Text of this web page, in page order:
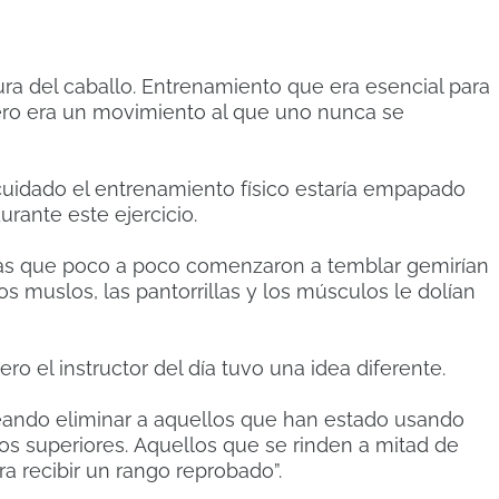
del caballo. Entrenamiento que era esencial para
era un movimiento al que uno nunca se
el entrenamiento físico estaría empapado
este ejercicio.
que poco a poco comenzaron a temblar gemirían
muslos, las pantorrillas y los músculos le dolían
el instructor del día tuvo una idea diferente.
eliminar a aquellos que han estado usando
superiores. Aquellos que se rinden a mitad de
recibir un rango reprobado”.